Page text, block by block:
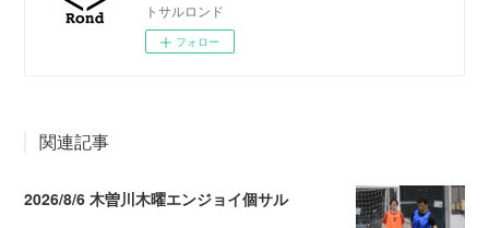
トサルロンド
フォロー
関連記事
2026/8/6 木曽川木曜エンジョイ個サル